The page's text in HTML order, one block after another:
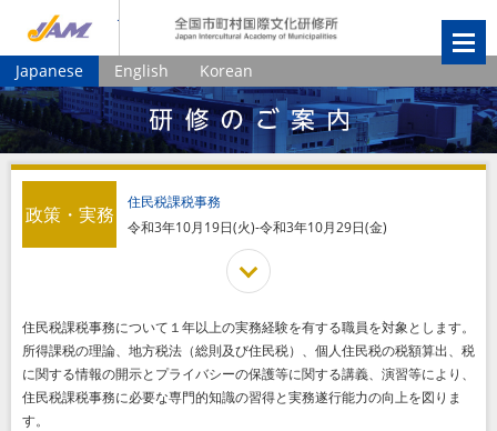
Japanese English Korean
住民税課税事務
令和3年10月19日(火)-令和3年10月29日(金)
政策・実務
住民税課税事務について１年以上の実務経験を有する職員を対象とします。
所得課税の理論、地方税法（総則及び住民税）、個人住民税の税額算出、税
に関する情報の開示とプライバシーの保護等に関する講義、演習等により、
住民税課税事務に必要な専門的知識の習得と実務遂行能力の向上を図りま
す。